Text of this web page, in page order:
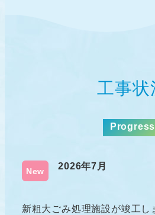
工事状
Progress
New 2026年7月
新粗大ごみ処理施設が竣工し